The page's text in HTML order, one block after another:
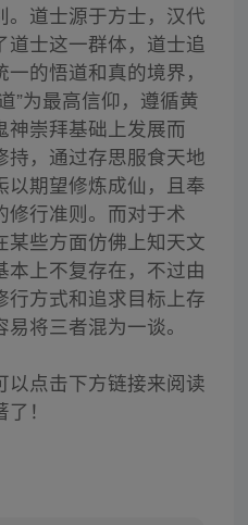
。道士源于方士，汉代
士这一群体，道士追
的悟道和真的境界，
”为最高信仰，遵循黄
神崇拜基础上发展而
持，通过存思服食天地
以期望修炼成仙，且奉
修行准则。而对于术
某些方面仿佛上知天文
上不复存在，不过由
行方式和追求目标上存
将三者混为一谈。
以点击下方链接来阅读
！